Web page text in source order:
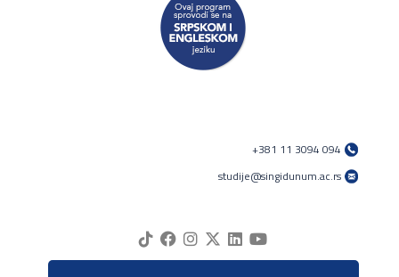
+381 11 3094 094
studije@singidunum.ac.rs